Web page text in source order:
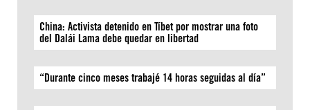
China: Activista detenido en Tíbet por mostrar una foto
del Dalái Lama debe quedar en libertad
“Durante cinco meses trabajé 14 horas seguidas al día”